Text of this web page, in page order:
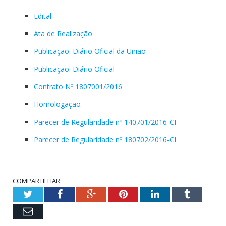
Edital
Ata de Realização
Publicação: Diário Oficial da União
Publicação: Diário Oficial
Contrato Nº 1807001/2016
Homologação
Parecer de Regularidade nº 140701/2016-CI
Parecer de Regularidade nº 180702/2016-CI
COMPARTILHAR:
TwitterFacebookGoogle+PinterestLinkedInTumblr
Email